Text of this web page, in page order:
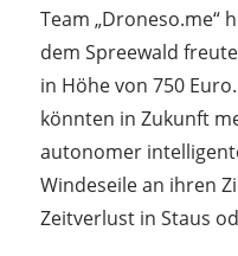
Team „Droneso.me“
dem Spreewald
in Höhe von 750
könnten in Zukunft
autonomer
Windeseile an ihren
Zeitverlust in Staus